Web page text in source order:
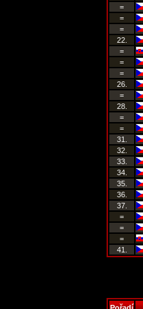
=
=
=
22.
=
=
=
26.
=
28.
=
=
31.
32.
33.
34.
35.
36.
37.
=
=
=
41.